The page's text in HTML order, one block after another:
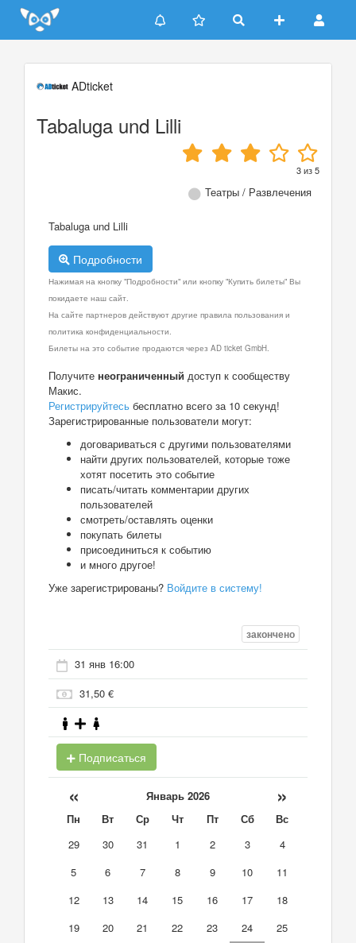
Update cookies preferences
ADticket
Tabaluga und Lilli
3из5
Театры / Развлечения
Tabaluga und Lilli
Подробности
Нажимая на кнопку "Подробности" или кнопку "Купить билеты" Вы
покидаете наш сайт.
На сайте партнеров действуют другие правила пользования и
политика конфиденциальности.
Билеты на это событие продаются через AD ticket GmbH.
Получите неограниченный доступ к сообществу
Макис.
Регистрируйтесь бесплатно всего за 10 секунд!
Зарегистрированные пользователи могут:
договариваться с другими пользователями
найти других пользователей, которые тоже
хотят посетить это событие
писать/читать комментарии других
пользователей
смотреть/оставлять оценки
покупать билеты
присоединиться к событию
и много другое!
Уже зарегистрированы? Войдите в систему!
закончено
31 янв 16:00
31,50 €
Подписаться
« Январь 2026 »
Пн Вт Ср Чт Пт Сб
Вс
29
30 31 1 2 3
4
5
6 7 8 9 10
11
12
13 14 15 16 17
18
19
20 21 22 23 24
25